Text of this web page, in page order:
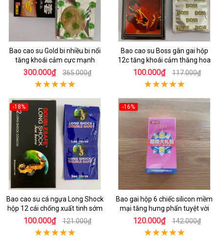
Bao cao su Gold bi nhiều bi nổi
tăng khoái cảm cực mạnh
300.000₫ 365.000₫
Bao cao su Boss gân gai hộp
12c tăng khoái cảm thăng hoa
100.000₫ 117.000₫
-18%
Bao cao su cá ngựa Long Shock
hộp 12 cái chống xuất tinh sớm
100.000₫ 121.000₫
-16%
Bao gai hộp 6 chiếc silicon mềm
mại tăng hưng phấn tuyệt vời
120.000₫ 142.000₫